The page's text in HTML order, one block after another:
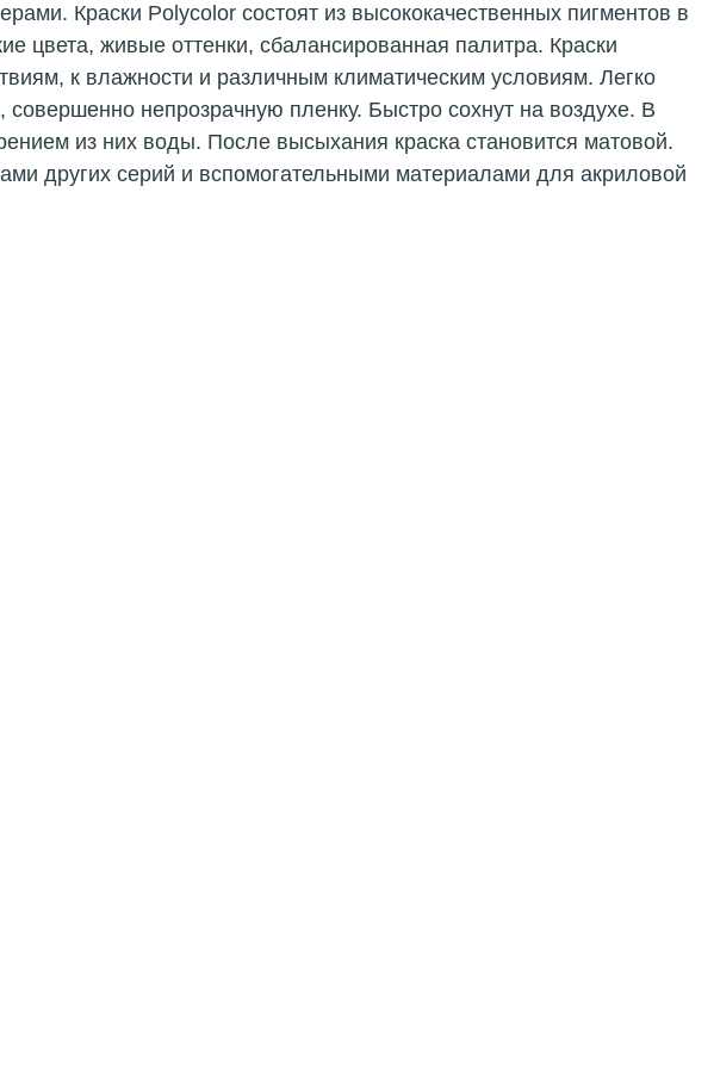
Краски Polycolor состоят из высококачественных пигментов в
цвета, живые оттенки, сбалансированная палитра. Краски
к влажности и различным климатическим условиям. Легко
непрозрачную пленку. Быстро сохнут на воздухе. В
из них воды. После высыхания краска становится матовой.
других серий и вспомогательными материалами для акриловой